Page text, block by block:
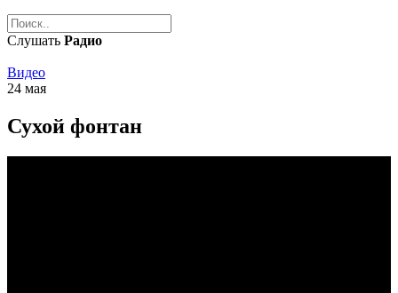
Слушать Радио
Видео
24 мая
Сухой фонтан